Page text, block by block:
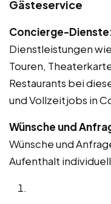
Gästeservice
Concierge-
Dienstleistungen
Touren,
Restaurants bei
und Vollzeitjobs in
Wünsche und
Wünsche und
Aufenthalt